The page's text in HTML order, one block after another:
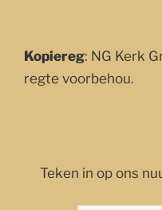
Kopiereg: NG Kerk
regte voorbehou.
Teken in op ons